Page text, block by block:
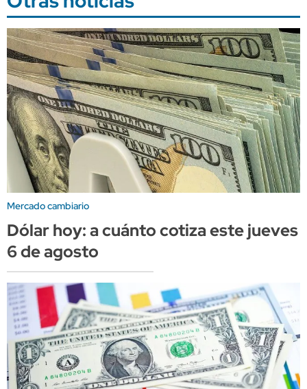
Mercado cambiario
Dólar hoy: a cuánto cotiza este jueves
6 de agosto